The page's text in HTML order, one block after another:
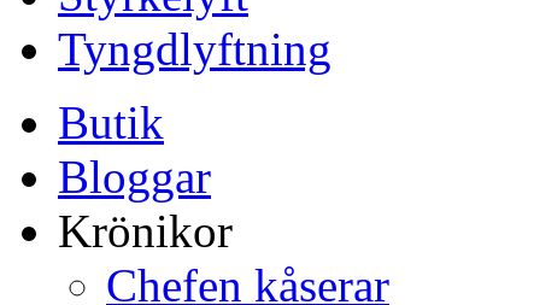
Tyngdlyftning
Butik
Bloggar
Krönikor
Chefen kåserar